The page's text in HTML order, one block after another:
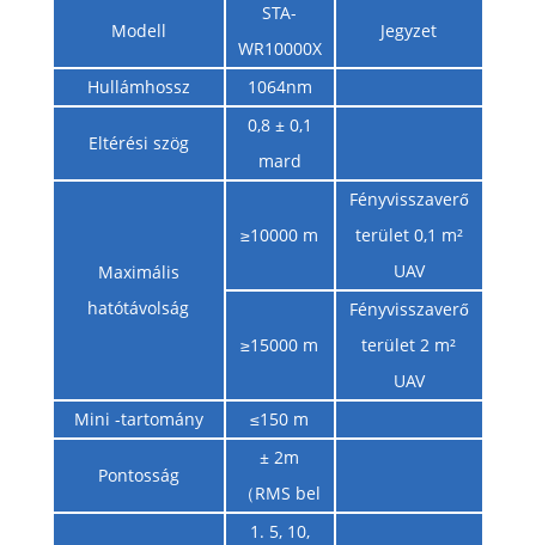
Modell
STA-
WR10000X
Jegyzet
Hullámhossz 1064nm
Eltérési szög
0,8 ± 0,1
mard
Maximális
hatótávolság
≥10000 m
Fényvisszaverő
terület 0,1 m²
UAV
≥15000 m
Fényvisszaverő
terület 2 m²
UAV
Mini -tartomány
≤150 m
Pontosság
± 2m
（RMS bel
1. 5, 10,